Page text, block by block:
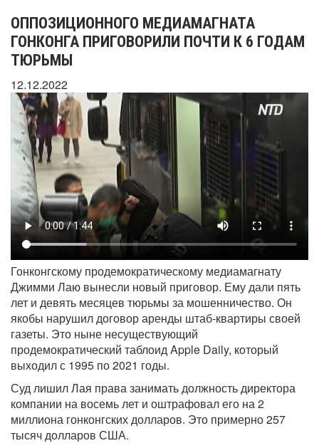
ОППОЗИЦИОННОГО МЕДИАМАГНАТА
ГОНКОНГА ПРИГОВОРИЛИ ПОЧТИ К 6 ГОДАМ
ТЮРЬМЫ
12.12.2022
Гонконгскому продемократическому медиамагнату
Джимми Лаю вынесли новый приговор. Ему дали пять
лет и девять месяцев тюрьмы за мошенничество. Он
якобы нарушил договор аренды штаб-квартиры своей
газеты. Это ныне несуществующий
продемократический таблоид Apple Daily, который
выходил с 1995 по 2021 годы.
Суд лишил Лая права занимать должность директора
компании на восемь лет и оштрафовал его на 2
миллиона гонконгских долларов. Это примерно 257
тысяч долларов США.